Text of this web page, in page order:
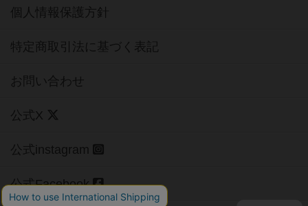
個人情報保護方針
特定商取引法に基づく表記
お問い合わせ
公式X
公式instagram
公式Facebook